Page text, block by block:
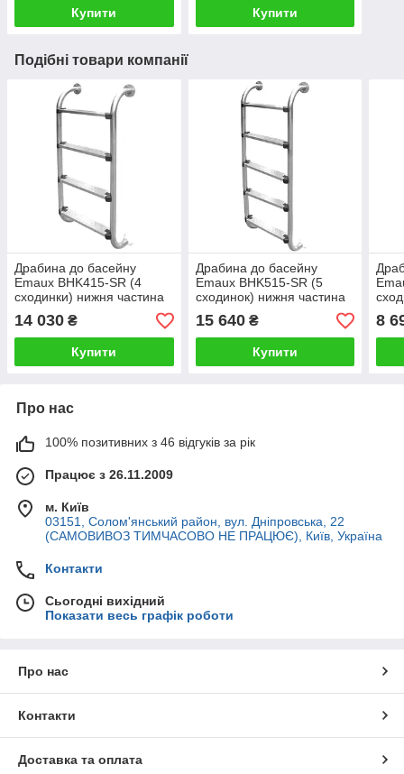
Купити Купити
Подібні товари компанії
Драбина до басейну
Emaux BHK415-SR (4
сходинки) нижня частина
14 030 ₴
Купити
Драбина до басейну
Emaux BHK515-SR (5
сходинок) нижня частина
15 640₴
Купити
8
Про нас
100% позитивних з 46 відгуків за рік
Працює з 26.11.2009
м. Київ
03151, Солом'янський район, вул. Дніпровська, 22
(САМОВИВОЗ ТИМЧАСОВО НЕ ПРАЦЮЄ), Київ, Україна
Контакти
Сьогодні вихідний
Показати весь графік роботи
Про нас
Контакти
Доставка та оплата